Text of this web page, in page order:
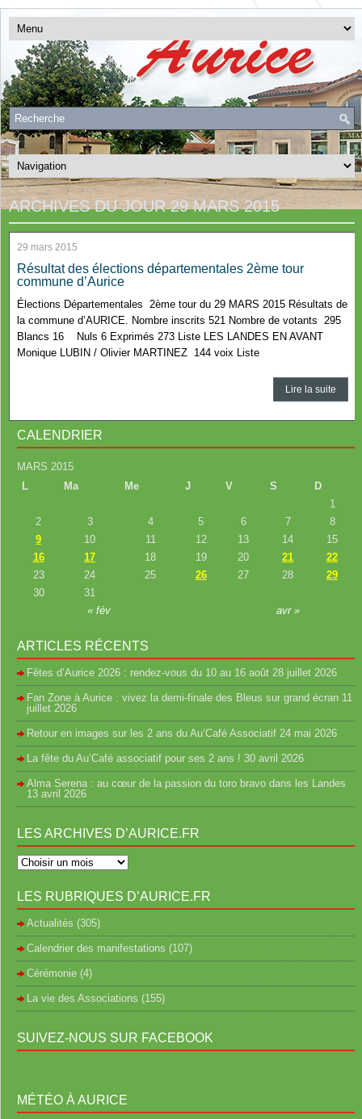
ARCHIVES DU JOUR29 MARS 2015
29 mars 2015
Résultat des élections départementales 2ème tour
commune d’Aurice
Élections Départementales 2ème tour du 29 MARS 2015 Résultats de
la commune d’AURICE. Nombre inscrits 521 Nombre de votants 295
Blancs 16 Nuls 6 Exprimés 273 Liste LES LANDES EN AVANT
Monique LUBIN / Olivier MARTINEZ 144 voix Liste
Lire la suite
CALENDRIER
MARS 2015
L
Ma Me J V S D
« fév avr »
1
2
3 4 5 6 7
8
9
10 11 12 13 14
15
16
17 18 19 20 21
22
23
24 25 26 27 28
29
30
31
ARTICLES RÉCENTS
Fêtes d’Aurice 2026 : rendez-vous du 10 au 16 août 28 juillet 2026
Fan Zone à Aurice : vivez la demi-finale des Bleus sur grand écran 11
juillet 2026
Retour en images sur les 2 ans du Au’Café Associatif 24 mai 2026
La fête du Au’Café associatif pour ses 2 ans ! 30 avril 2026
Alma Serena : au cœur de la passion du toro bravo dans les Landes
13 avril 2026
LES ARCHIVES D’AURICE.FR
LES RUBRIQUES D’AURICE.FR
Actualités (305)
Calendrier des manifestations (107)
Cérémonie (4)
La vie des Associations (155)
SUIVEZ-NOUS SUR FACEBOOK
MÉTÉO À AURICE